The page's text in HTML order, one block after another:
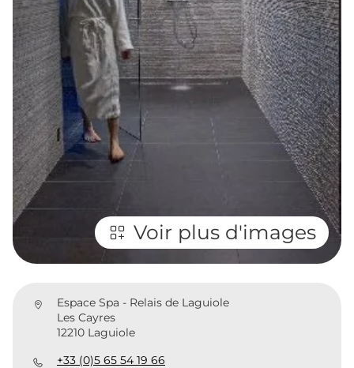
Voir plus d'images
Espace Spa - Relais de Laguiole
Les Cayres
12210 Laguiole
+33 (0)5 65 54 19 66